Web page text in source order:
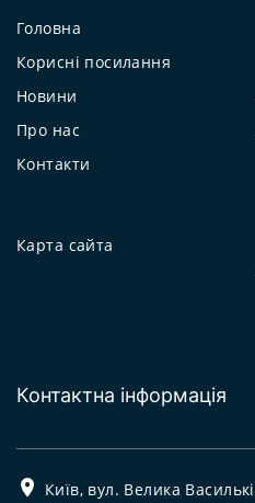
Головна
Корисні посилання
Новини
Про нас
Контакти
Карта сайта
Контактна інформація
Київ, вул. Велика